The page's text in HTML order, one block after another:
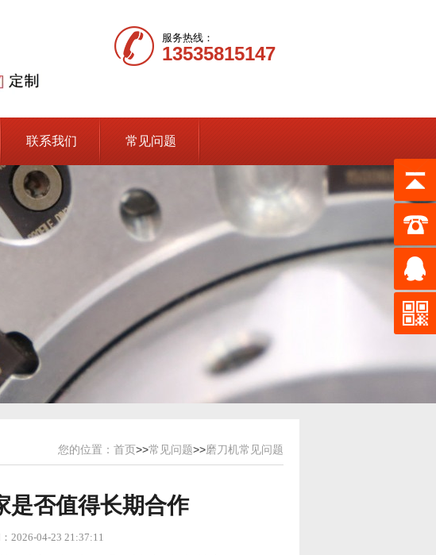
服务热线：
13535815147
联系我们 常见问题
您的位置： 首页>>常见问题>>磨刀机常见问题
是否值得长期合作
2026-04-23 21:37:11